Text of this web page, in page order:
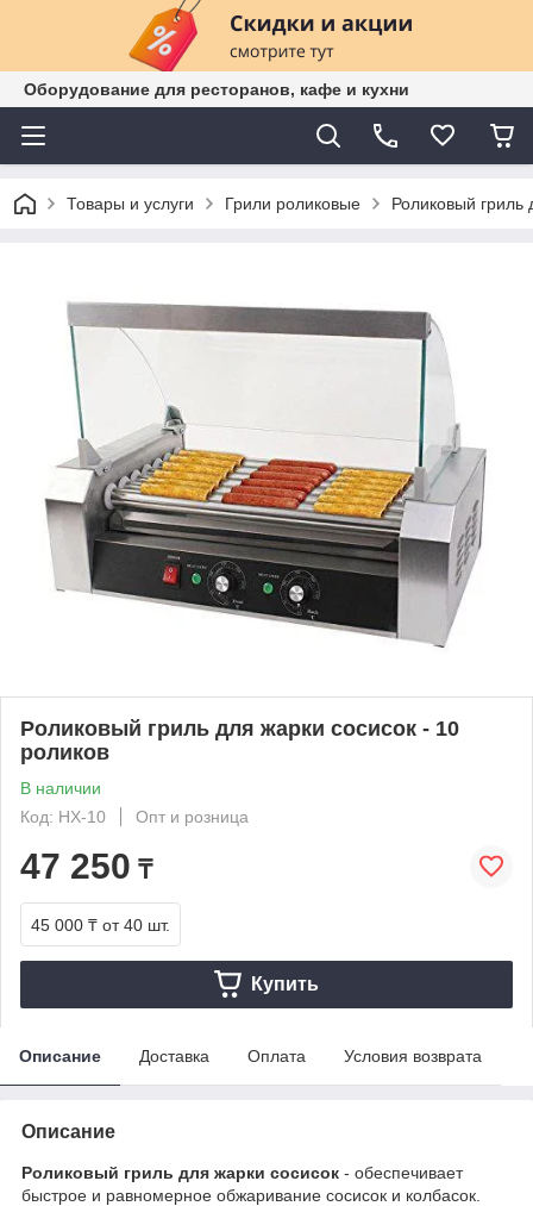
Оборудование для ресторанов, кафе и кухни
Товары и услуги Грили роликовые Роликовый гриль
Роликовый гриль для жарки сосисок - 10
роликов
В наличии
Код: HX-10
Опт и розница
47 250 ₸
45 000 ₸ от 40 шт.
Купить
Описание Доставка Оплата Условия возврата
Описание
Роликовый гриль для жарки сосисок - обеспечивает
быстрое и равномерное обжаривание сосисок и колбасок.